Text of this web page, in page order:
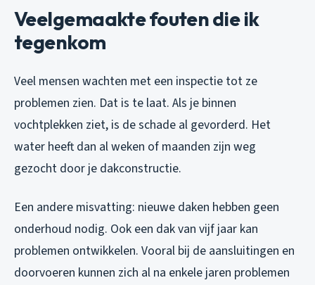
Veelgemaakte fouten die ik
tegenkom
Veel mensen wachten met een inspectie tot ze
problemen zien. Dat is te laat. Als je binnen
vochtplekken ziet, is de schade al gevorderd. Het
water heeft dan al weken of maanden zijn weg
gezocht door je dakconstructie.
Een andere misvatting: nieuwe daken hebben geen
onderhoud nodig. Ook een dak van vijf jaar kan
problemen ontwikkelen. Vooral bij de aansluitingen en
doorvoeren kunnen zich al na enkele jaren problemen